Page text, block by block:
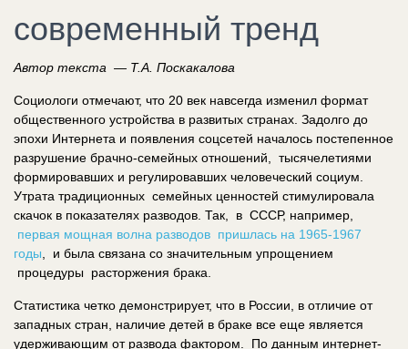
современный тренд
Автор текста — Т.А. Поскакалова
Социологи отмечают, что 20 век навсегда изменил формат
общественного устройства в развитых странах. Задолго до
эпохи Интернета и появления соцсетей началось постепенное
разрушение брачно-семейных отношений, тысячелетиями
формировавших и регулировавших человеческий социум.
Утрата традиционных семейных ценностей стимулировала
скачок в показателях разводов. Так, в СССР, например,
первая мощная волна разводов пришлась на 1965-1967
годы , и была связана со значительным упрощением
процедуры расторжения брака.
Статистика четко демонстрирует, что в России, в отличие от
западных стран, наличие детей в браке все еще является
удерживающим от развода фактором. По данным интернет-